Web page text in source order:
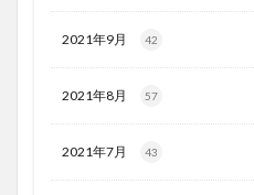
2021年9月 42
2021年8月 57
2021年7月 43